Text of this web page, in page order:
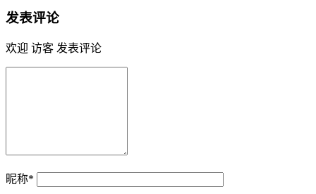
发表评论
欢迎 访客 发表评论
昵称*